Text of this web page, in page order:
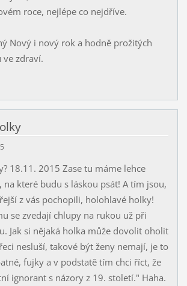
roce, nejlépe co nejdříve.
Nový i nový rok a hodně prožitých
ve zdraví.
18.11. 2015 Zase tu máme lehce
na které budu s láskou psát! A tím jsou,
z vás pochopili, holohlavé holky!
se zvedají chlupy na rukou už při
Jak si nějaká holka může dovolit oholit
nesluší, takové být ženy nemají, je to
fujky a v podstatě tím chci říct, že
ignorant s názory z 19. století." Haha.